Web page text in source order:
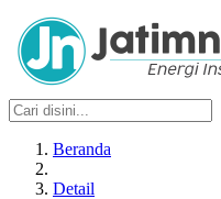
Beranda
Detail